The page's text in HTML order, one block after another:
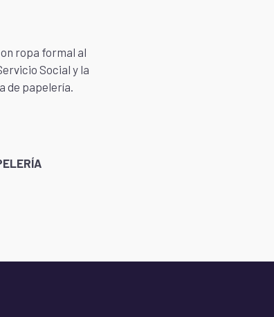
ropa formal al
Social y la
de papelería.